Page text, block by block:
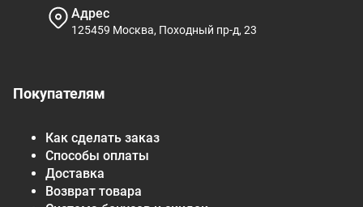
Покупателям
Как сделать заказ
Способы оплаты
Доставка
Возврат товара
Адрес
125459 Москва, Походный пр-д, 23